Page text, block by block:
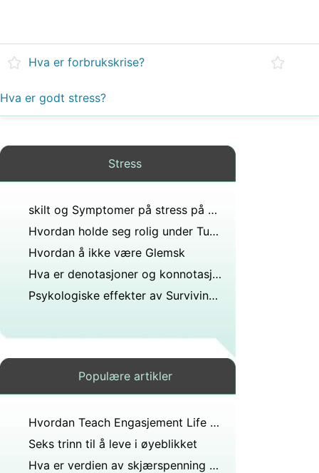
Hva er forbrukskrise?
Hva er godt stress?
Stress
skilt og Symptomer på stress på kroppen
Hvordan holde seg rolig under Turmoil
Hvordan å ikke være Glemsk
Hva er denotasjoner og konnotasjoner?
Psykologiske effekter av Surviving en Natural Disaster
Populære artikler
Hvordan Teach Engasjement Life Skills
Seks trinn til å leve i øyeblikket
Hva er verdien av skjærspenning på hovedplanet?